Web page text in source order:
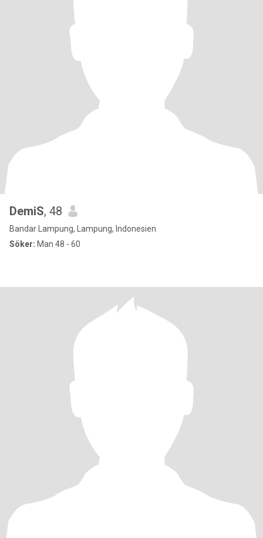
DemiS, 48
Bandar Lampung, Lampung, Indonesien
Söker: Man 48 - 60